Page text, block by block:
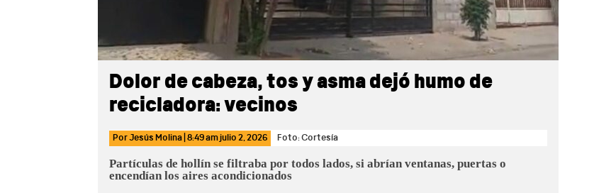
Dolor de cabeza, tos y asma dejó humo de
recicladora: vecinos
PorJesús Molina 8:49 amjulio 2, 2026 Foto: Cortesía
Partículas de hollín se filtraba por todos lados, si abrían ventanas, puertas o
encendían los aires acondicionados